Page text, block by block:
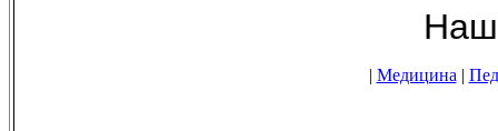
Наши новостные
| Медицина |